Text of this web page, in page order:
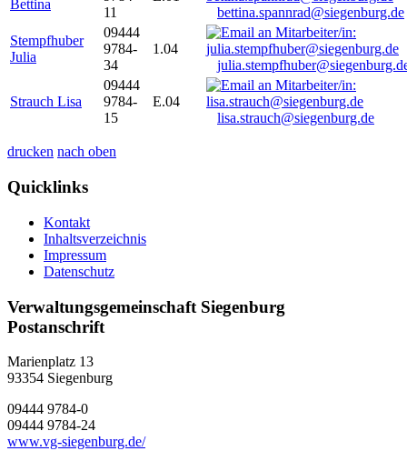
Bettina
11
bettina.spannrad@siegenburg.de
Stempfhuber
Julia
09444
9784-
34
1.04
Strauch Lisa
09444
9784-
15
E.04
lisa.strauch@siegenburg.de
drucken nach oben
Quicklinks
Kontakt
Inhaltsverzeichnis
Impressum
Datenschutz
Verwaltungsgemeinschaft Siegenburg
Postanschrift
Marienplatz 13
93354 Siegenburg
09444 9784-0
09444 9784-24
www.vg-siegenburg.de/